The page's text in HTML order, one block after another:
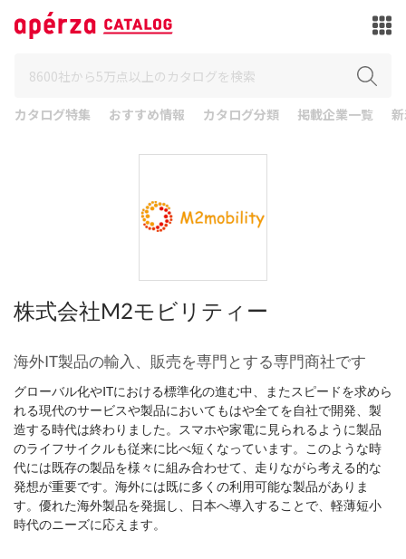
カタログ特集 おすすめ情報 カタログ分類 掲載企業一覧
株式会社M2モビリティー
海外IT製品の輸入、販売を専門とする専門商社です
グローバル化やITにおける標準化の進む中、またスピードを求めら
れる現代のサービスや製品においてもはや全てを自社で開発、製
造する時代は終わりました。スマホや家電に見られるように製品
のライフサイクルも従来に比べ短くなっています。このような時
代には既存の製品を様々に組み合わせて、走りながら考える的な
発想が重要です。海外には既に多くの利用可能な製品がありま
す。優れた海外製品を発掘し、日本へ導入することで、軽薄短小
時代のニーズに応えます。